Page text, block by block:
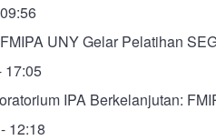
UNY Gelar Pelatihan
17:05
IPA Berkelanjutan:
12:18